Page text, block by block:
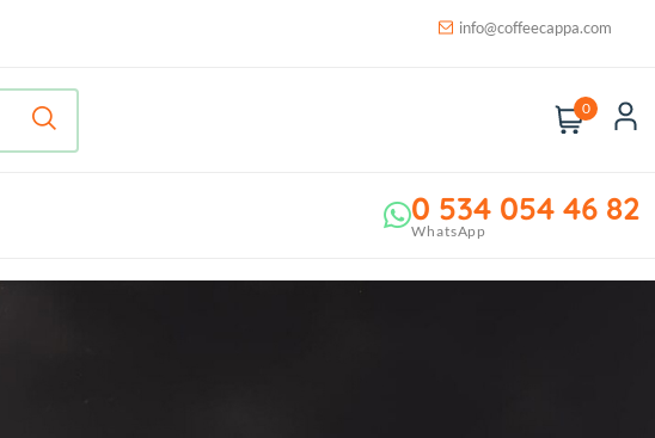
info@coffeecappa.com
0
0 534 054 46 82
WhatsApp